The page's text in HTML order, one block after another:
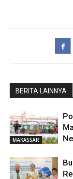
BERITA LAINNYA
MAKASSAR